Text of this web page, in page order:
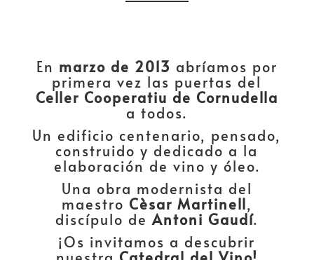
En marzo de 2013 abríamos por
primera vez las puertas del
Celler Cooperatiu de Cornudella
a todos.
Un edificio centenario, pensado,
construido y dedicado a la
elaboración de vino y óleo.
Una obra modernista del
maestro Cèsar Martinell,
discípulo deAntoni Gaudí.
¡Os invitamos a descubrir